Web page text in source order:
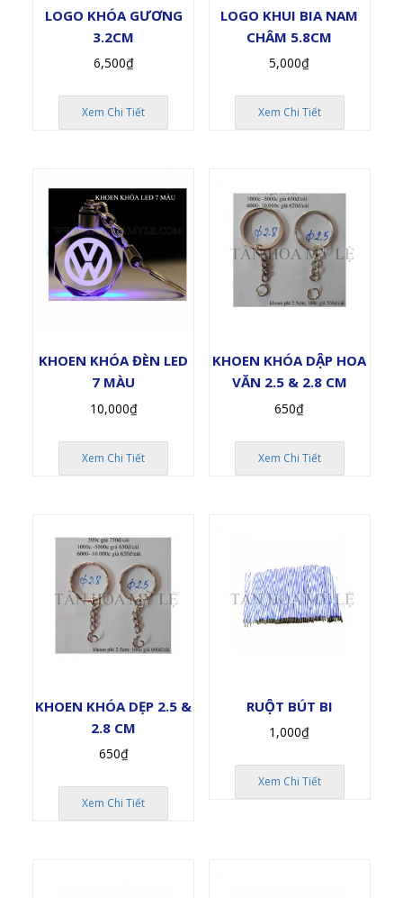
LOGO KHÓA GƯƠNG
3.2CM
6,500₫
Xem Chi Tiết
LOGO KHUI BIA NAM
CHÂM 5.8CM
5,000₫
Xem Chi Tiết
KHOEN KHÓA ĐÈN LED
7 MÀU
10,000₫
Xem Chi Tiết
KHOEN KHÓA DẬP HOA
VĂN 2.5 & 2.8 CM
650₫
Xem Chi Tiết
KHOEN KHÓA DẸP 2.5 &
2.8 CM
650₫
Xem Chi Tiết
RUỘT BÚT BI
1,000₫
Xem Chi Tiết